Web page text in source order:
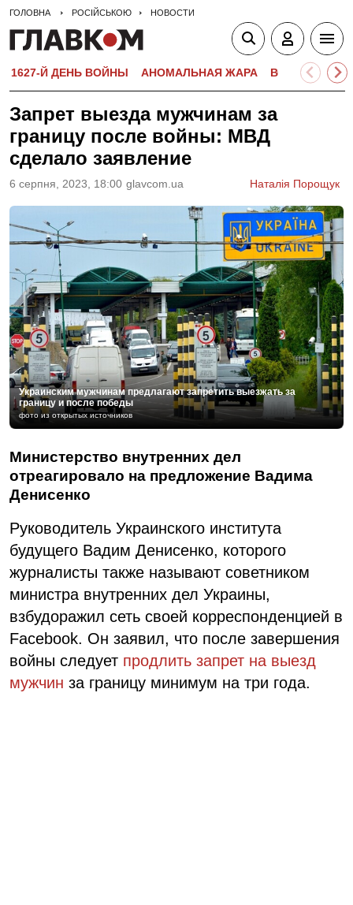
ГОЛОВНА РОСІЙСЬКОЮ НОВОСТИ
1627-Й ДЕНЬ ВОЙНЫ АНОМАЛЬНАЯ ЖАРА
Запрет выезда мужчинам за
границу после войны: МВД
сделало заявление
6 серпня, 2023, 18:00 glavcom.ua Наталія Порощук
Украинским мужчинам предлагают запретить выезжать за
границу и после победы
фото из открытых источников
Министерство внутренних дел
отреагировало на предложение Вадима
Денисенко
Руководитель Украинского института
будущего Вадим Денисенко, которого
журналисты также называют советником
министра внутренних дел Украины,
взбудоражил сеть своей корреспонденцией в
Facebook. Он заявил, что после завершения
войны следует продлить запрет на выезд
мужчин за границу минимум на три года.